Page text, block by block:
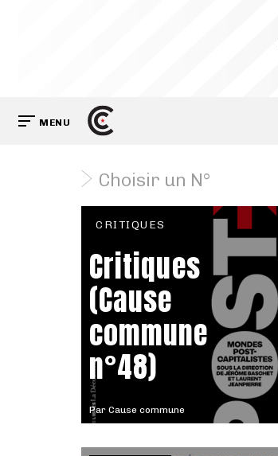
MENU
Choisir un N°
Par Cause commune
CRITIQUES
Critiques
(Cause
commune
n°48)